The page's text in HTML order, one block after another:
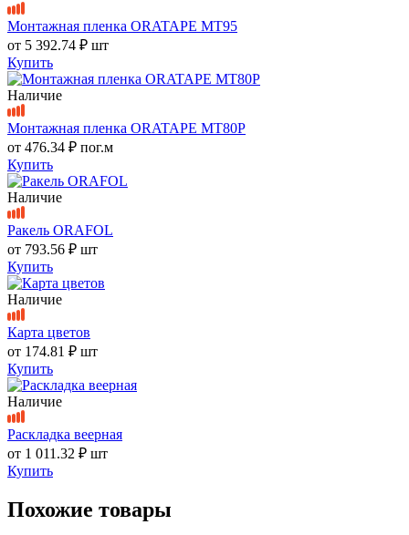
Монтажная пленка ORATAPE MT95
от 5 392.74 ₽ шт
Купить
Наличие
Монтажная пленка ORATAPE MT80P
от 476.34 ₽ пог.м
Купить
Наличие
Ракель ORAFOL
от 793.56 ₽ шт
Купить
Наличие
Карта цветов
от 174.81 ₽ шт
Купить
Наличие
Раскладка веерная
от 1 011.32 ₽ шт
Купить
Похожие товары